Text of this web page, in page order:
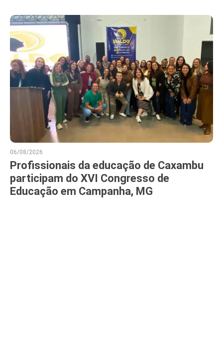
06/08/2026
Profissionais da educação de Caxambu
participam do XVI Congresso de
Educação em Campanha, MG